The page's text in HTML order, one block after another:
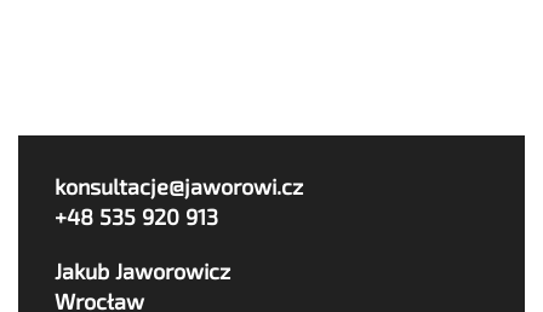
konsultacje@jaworowi.cz
+48 535 920 913
Jakub Jaworowicz
Wrocław